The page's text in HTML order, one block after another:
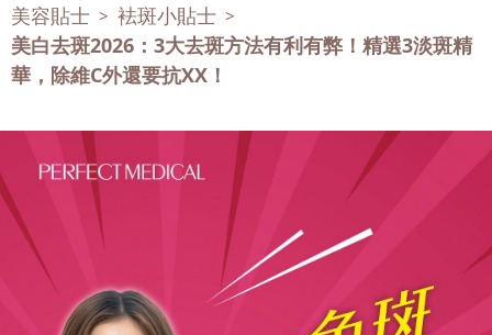
美容貼士 > 袪斑小貼士 >
美白去斑2026：3大去斑方法有利有弊！精選3淡斑精
華，除維C外還要抗XX！